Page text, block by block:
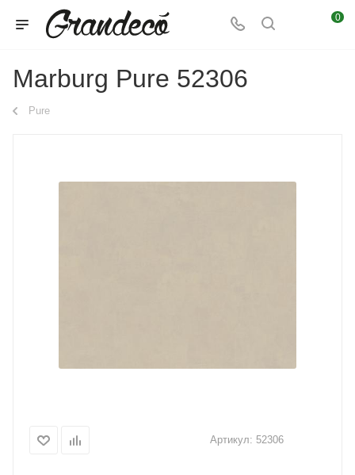
0
Marburg Pure 52306
Pure
Артикул: 52306